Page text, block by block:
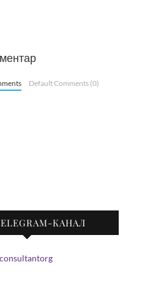
Default Comments (0)
КАНАЛ